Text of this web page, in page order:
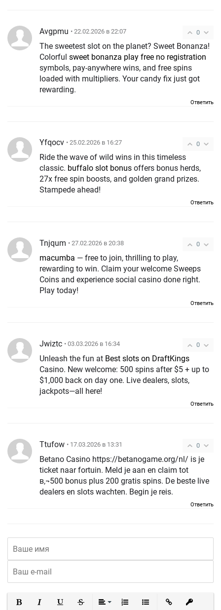
0
Avgpmu • 22.02.2026 в 22:07
The sweetest slot on the planet? Sweet Bonanza!
Colorful sweet bonanza play free no registration
symbols, pay-anywhere wins, and free spins
loaded with multipliers. Your candy fix just got
rewarding.
Ответить
0
Yfqocv • 25.02.2026 в 16:27
Ride the wave of wild wins in this timeless
classic. buffalo slot bonus offers bonus herds,
27x free spin boosts, and golden grand prizes.
Stampede ahead!
Ответить
0
Tnjqum • 27.02.2026 в 20:38
macumba — free to join, thrilling to play,
rewarding to win. Claim your welcome Sweeps
Coins and experience social casino done right.
Play today!
Ответить
0
Jwiztc • 03.03.2026 в 16:34
Unleash the fun at Best slots on DraftKings
Casino. New welcome: 500 spins after $5 + up to
$1,000 back on day one. Live dealers, slots,
jackpots—all here!
Ответить
0
Ttufow • 17.03.2026 в 13:31
Betano Casino https://betanogame.org/nl/ is je
ticket naar fortuin. Meld je aan en claim tot
в‚¬500 bonus plus 200 gratis spins. De beste live
dealers en slots wachten. Begin je reis.
Ответить